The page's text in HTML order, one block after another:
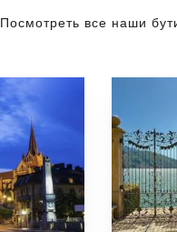
Посмотреть все наши